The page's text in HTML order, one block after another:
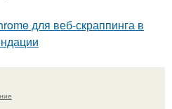
для веб-скраппинга в